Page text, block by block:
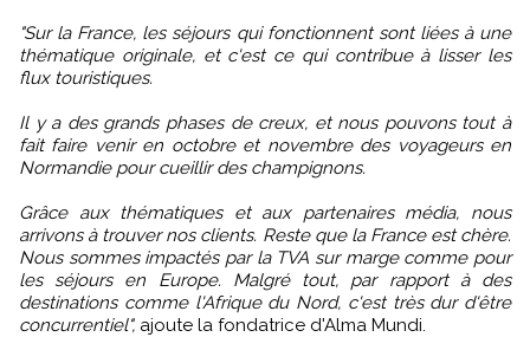
"Sur la France, les séjours qui fonctionnent sont liées à une
thématique originale, et c'est ce qui contribue à lisser les
flux touristiques.
Il y a des grands phases de creux, et nous pouvons tout à
fait faire venir en octobre et novembre des voyageurs en
Normandie pour cueillir des champignons.
Grâce aux thématiques et aux partenaires média, nous
arrivons à trouver nos clients. Reste que la France est chère.
Nous sommes impactés par la TVA sur marge comme pour
les séjours en Europe. Malgré tout, par rapport à des
destinations comme l'Afrique du Nord, c'est très dur d'être
concurrentiel", ajoute la fondatrice d'Alma Mundi.